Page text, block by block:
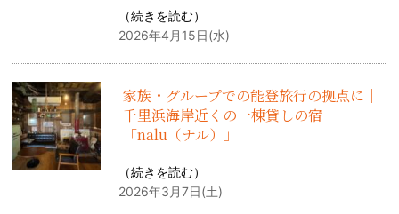
（続きを読む）
2026年4月15日(水)
家族・グループでの能登旅行の拠点に｜
千里浜海岸近くの一棟貸しの宿
「nalu（ナル）」
（続きを読む）
2026年3月7日(土)